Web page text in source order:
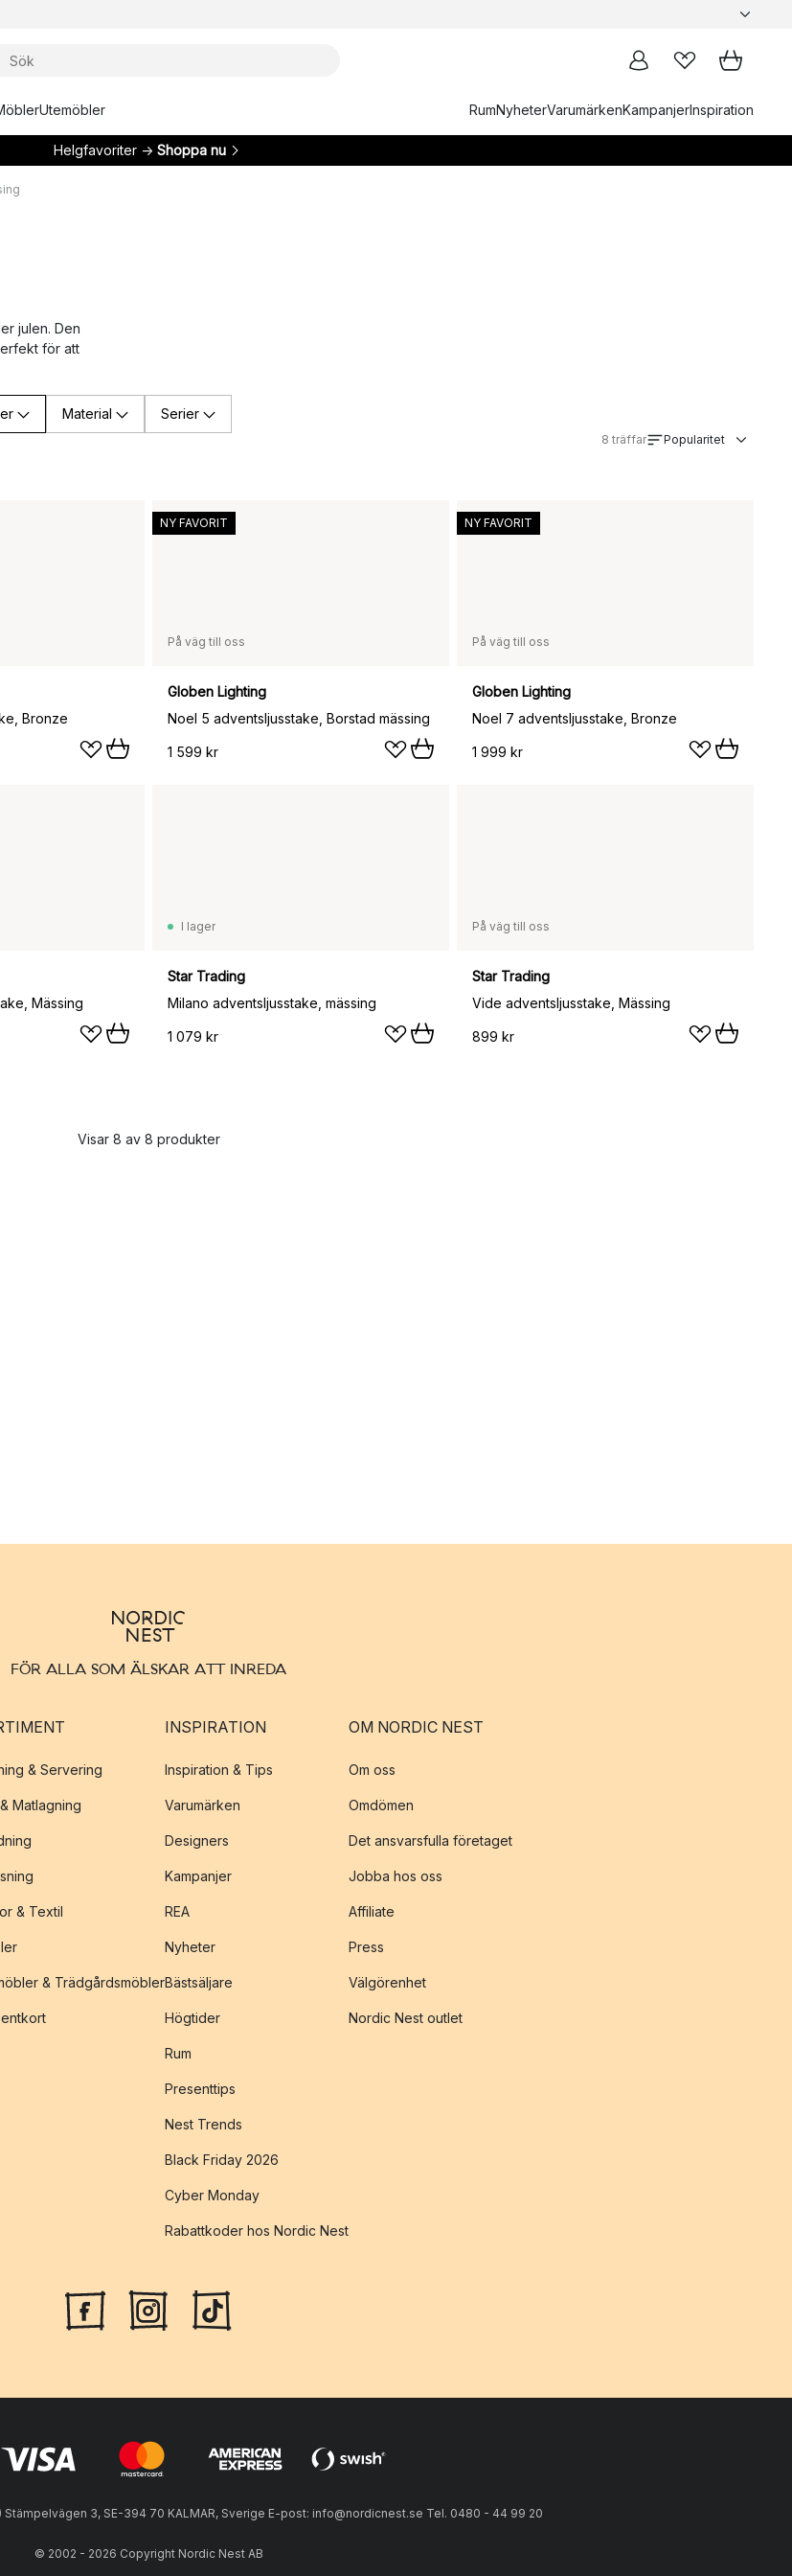
Utemöbler RumNyheterVarumärkenKampanjerInspiration
Helgfavoriter → Shoppa nu
julen. Den
för att
Material Serier
8 träffar Popularitet
Bronze
På väg till oss
Globen Lighting
Noel 5 adventsljusstake, Borstad mässing
1 599 kr
NY FAVORIT
På väg till oss
Globen Lighting
Noel 7 adventsljusstake, Bronze
1 999 kr
NY FAVORIT
Mässing
I lager
Star Trading
Milano adventsljusstake, mässing
1 079 kr
På väg till oss
Star Trading
Vide adventsljusstake, Mässing
899 kr
Visar 8 av 8 produkter
FÖR ALLA SOM ÄLSKAR ATT INREDA
& Servering
Matlagning
& Textil
& Trädgårdsmöbler
INSPIRATION
Inspiration & Tips
Varumärken
Designers
Kampanjer
REA
Nyheter
Bästsäljare
Högtider
Rum
Presenttips
Nest Trends
Black Friday 2026
Cyber Monday
Rabattkoder hos Nordic Nest
OM NORDIC NEST
Om oss
Omdömen
Det ansvarsfulla företaget
Jobba hos oss
Affiliate
Press
Välgörenhet
Nordic Nest outlet
3, SE-394 70 KALMAR, Sverige E-post: info@nordicnest.se Tel. 0480 - 44 99 20
© 2002 - 2026 Copyright Nordic Nest AB